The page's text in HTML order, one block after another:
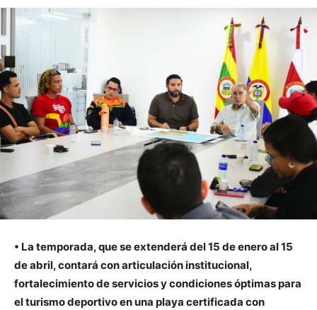
• La temporada, que se extenderá del 15 de enero al 15
de abril, contará con articulación institucional,
fortalecimiento de servicios y condiciones óptimas para
el turismo deportivo en una playa certificada con